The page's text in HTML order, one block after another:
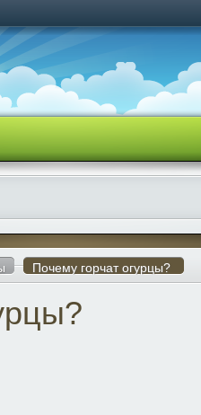
Почему горчат огурцы?